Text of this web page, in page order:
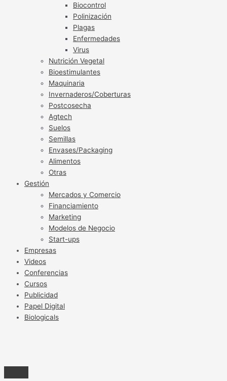
Biocontrol
Polinización
Plagas
Enfermedades
Virus
Nutrición Vegetal
Bioestimulantes
Maquinaria
Invernaderos/Coberturas
Postcosecha
Agtech
Suelos
Semillas
Envases/Packaging
Alimentos
Otras
Gestión
Mercados y Comercio
Financiamiento
Marketing
Modelos de Negocio
Start-ups
Empresas
Videos
Conferencias
Cursos
Publicidad
Papel Digital
Biologicals